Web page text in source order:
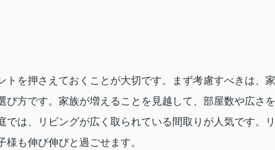
を押さえておくことが大切です。まず考慮すべきは、家
方です。家族が増えることを見越して、部屋数や広さを
は、リビングが広く取られている間取りが人気です。リ
も伸び伸びと過ごせます。